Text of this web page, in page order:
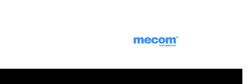
Media Content) zeigt.